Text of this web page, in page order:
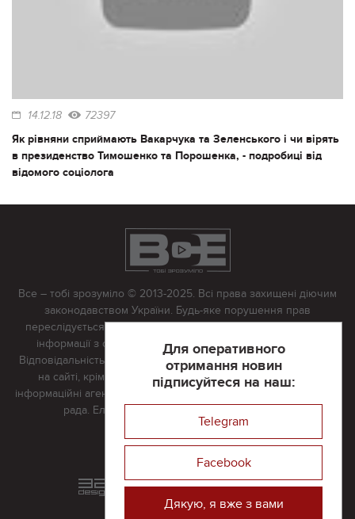
14.12.18 72397
Як рівняни сприймають Вакарчука та Зеленського і чи вірять
в президенство Тимошенко та Порошенка, - подробиці від
відомого соціолога
Для оперативного
отримання новин
підписуйтеся на наш:
Telegram
Facebook
Дякую, я вже з вами
Все – тобі зрозуміло © 2013-2025. Всі права захищені діючим
законодавством України. Будь-яке порушення прав
переслідується в судовому порядку. Будь-яке відтворення
інформації з сайту тільки з письмово дозволу редакції.
Відповідальність за достовірність усіх матеріалів, розміщених
на сайті, крім матеріалів, які містять посилання на інші
інформаційні агентства або інтернет-видання, несе редакційна
рада. Електронна пошта:
Реклама на сайті
Розроблений та підтримується